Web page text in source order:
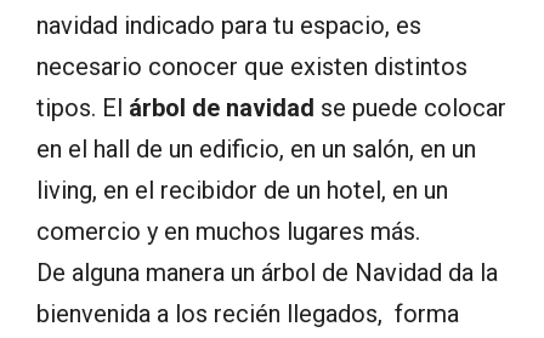
navidad indicado para tu espacio, es
necesario conocer que existen distintos
tipos. El árbol de navidad se puede colocar
en el hall de un edificio, en un salón, en un
living, en el recibidor de un hotel, en un
comercio y en muchos lugares más.
De alguna manera un árbol de Navidad da la
bienvenida a los recién llegados, forma